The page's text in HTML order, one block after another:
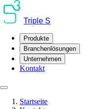
Triple S
Produkte
Branchenlösungen
Unternehmen
Kontakt
Startseite